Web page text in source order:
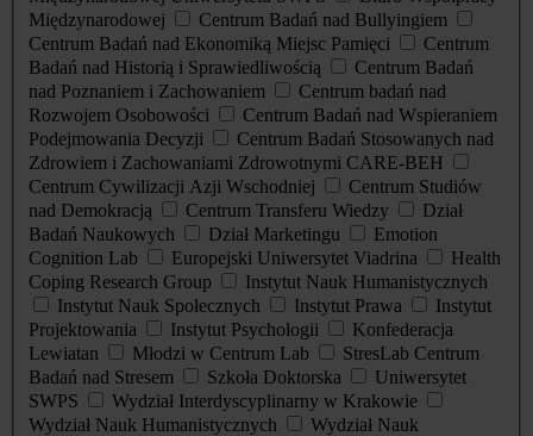
Międzynarodowej
Centrum Badań nad Bullyingiem
Centrum Badań nad Ekonomiką Miejsc Pamięci
Centrum
Badań nad Historią i Sprawiedliwością
Centrum Badań
nad Poznaniem i Zachowaniem
Centrum badań nad
Rozwojem Osobowości
Centrum Badań nad Wspieraniem
Podejmowania Decyzji
Centrum Badań Stosowanych nad
Zdrowiem i Zachowaniami Zdrowotnymi CARE-BEH
Centrum Cywilizacji Azji Wschodniej
Centrum Studiów
nad Demokracją
Centrum Transferu Wiedzy
Dział
Badań Naukowych
Dział Marketingu
Emotion
Cognition Lab
Europejski Uniwersytet Viadrina
Health
Coping Research Group
Instytut Nauk Humanistycznych
Instytut Nauk Społecznych
Instytut Prawa
Instytut
Projektowania
Instytut Psychologii
Konfederacja
Lewiatan
Młodzi w Centrum Lab
StresLab Centrum
Badań nad Stresem
Szkoła Doktorska
Uniwersytet
SWPS
Wydział Interdyscyplinarny w Krakowie
Wydział Nauk Humanistycznych
Wydział Nauk